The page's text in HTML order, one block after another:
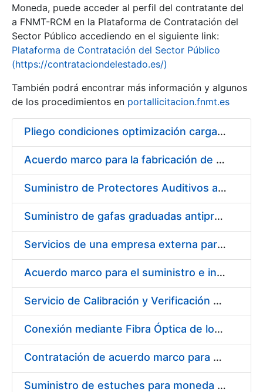
Show/Hide
Moneda, puede acceder al perfil del contratante del
a FNMT-RCM en la Plataforma de Contratación del
Sector Público accediendo en el siguiente link:
Plataforma de Contratación del Sector Público
(https://contrataciondelestado.es/)
También podrá encontrar más información y algunos
de los procedimientos en portallicitacion.fnmt.es
Pliego condiciones optimización cargas compras firmado
Acuerdo marco para la fabricación de piezas
Suministro de Protectores Auditivos a medida para las personas trabajadoras de los Centros de Trabajo de Madrid y Burgos
Suministro de gafas graduadas antiproyecciones para los trabajadores de la FNMT-RCM en los centros de trabajo de Madrid y Burgos
Servicios de una empresa externa para el asesoramiento y resolución de los recursos de alzada que se presentan relacionados con procesos de selección para la FNMT-RCM
Acuerdo marco para el suministro e instalación de persianas, estores y otros complementos
Servicio de Calibración y Verificación Externa de los Equipos de Medición del Servicio de Prevención de la FNMT-RCM
Conexión mediante Fibra Óptica de los Centros de Proceso de Datos (CPDs) de las sedes de la FNMT-RCM de Burgos y Madrid
Contratación de acuerdo marco para el Suministro de Material de Electricidad para la Fábrica Nacional de Moneda y Timbre-Real Casa de la Moneda en su centro de trabajo de Burgos
Suministro de estuches para moneda de 30 €